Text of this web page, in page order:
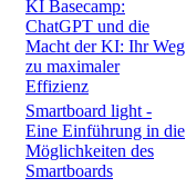
KI Basecamp:
ChatGPT und die
Macht der KI: Ihr Weg
zu maximaler
Effizienz
Smartboard light -
Eine Einführung in die
Möglichkeiten des
Smartboards